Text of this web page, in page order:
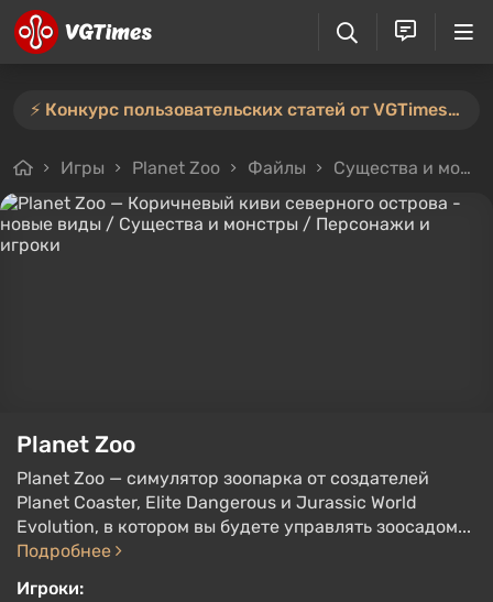
⚡️ Конкурс пользовательских статей от VGTimes продлён — участвуйте тут ⚡️
Игры Planet Zoo Файлы Существа и монстры
Planet Zoo
Planet Zoo — симулятор зоопарка от создателей
Planet Coaster, Elite Dangerous и Jurassic World
Evolution, в котором вы будете управлять зоосадом...
Подробнее
Игроки: